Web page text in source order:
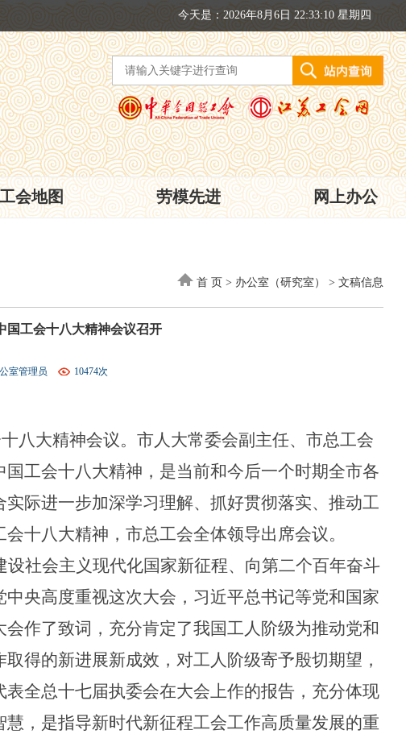
今天是：2026年8月6日 22:33:10 星期四
工会地图 劳模先进 网上办公
首 页 > 办公室（研究室） > 文稿信息
国工会十八大精神会议召开
室管理员 10474次
八大精神会议。市人大常委会副主任、市总工会
工会十八大精神，是当前和今后一个时期全市各
实际进一步加深学习理解、抓好贯彻落实、推动工
十八大精神， 市总工会全体领导出席会议。
社会主义现代化国家新征程、向第二个百年奋斗
央高度重视这次大会，习近平总书记等党和国家
作了致词，充分肯定了我国工人阶级为推动党和
得的新进展新成效，对工人阶级寄予殷切期望，
全总十七届执委会在大会上作的报告，充分体现
，是指导新时代新征程工会工作高质量发展的重